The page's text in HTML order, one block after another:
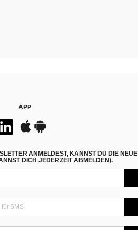
APP
ANMELDEST, KANNST DU DIE
DICH JEDERZEIT ABMELDEN).